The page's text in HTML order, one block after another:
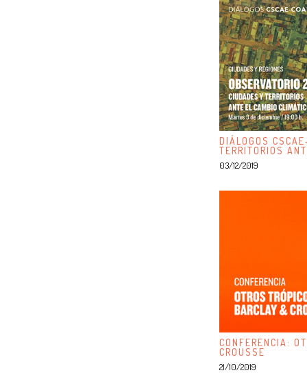
DIÁLOGOS
TERRITORIOS
03/12/2019
CONFERENCIA:
CROUSSE
21/10/2019